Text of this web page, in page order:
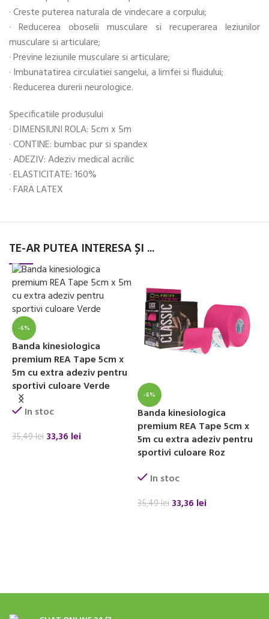
· Creste puterea naturala de vindecare a corpului;
· Reducerea oboselii musculare si recuperarea leziunilor
musculare si articulare;
· Previne leziunile musculare si articulare;
· Imbunatatirea circulatiei sangelui, a limfei si fluidului;
· Reducerea durerii neurologice.
Specificatiile produsului
· DIMENSIUNI ROLA: 5cm x 5m
· CONTINE: bumbac pur si spandex
· ADEZIV: Adeziv medical acrilic
· ELASTICITATE: 160%
· FARA LATEX
TE-AR PUTEA INTERESA ȘI ...
-6%
Banda kinesiologica
premium REA Tape 5cm x
5m cu extra adeziv pentru
sportivi culoare Verde
In stoc
35,49lei 33,36 lei
-6%
Banda kinesiologica
premium REA Tape 5cm x
5m cu extra adeziv pentru
sportivi culoare Roz
In stoc
35,49lei 33,36 lei